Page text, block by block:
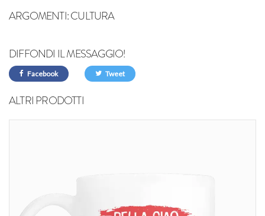
ARGOMENTI:CULTURA
DIFFONDI IL MESSAGGIO!
Facebook Tweet
ALTRI PRODOTTI